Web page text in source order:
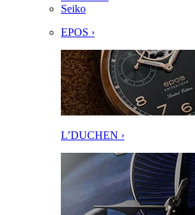
Seiko
EPOS ›
L’DUCHEN ›